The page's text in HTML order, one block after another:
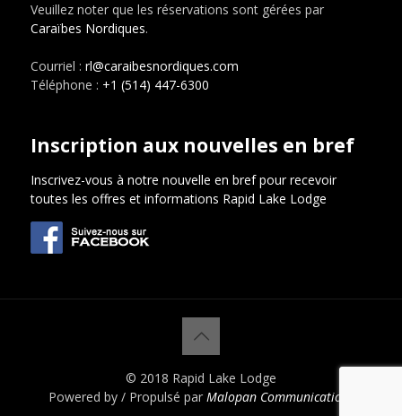
Veuillez noter que les réservations sont gérées par
Caraïbes Nordiques.
Courriel : rl@caraibesnordiques.com
Téléphone : +1 (514) 447-6300
Inscription aux nouvelles en bref
Inscrivez-vous à notre nouvelle en bref pour recevoir
toutes les offres et informations Rapid Lake Lodge
© 2018 Rapid Lake Lodge
Powered by / Propulsé par Malopan Communications